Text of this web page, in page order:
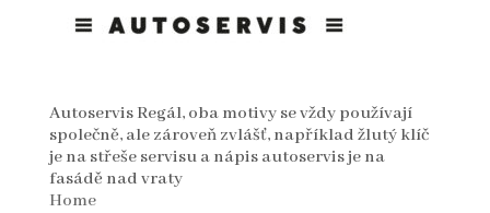
Autoservis Regál, oba motivy se vždy používají
společně, ale zároveň zvlášť, například žlutý klíč
je na střeše servisu a nápis autoservis je na
fasádě nad vraty
Home